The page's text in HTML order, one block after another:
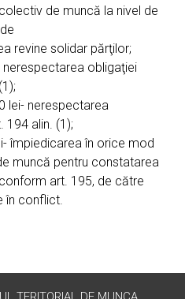
de muncă la nivel de
revine solidar părţilor;
nerespectarea obligaţiei
lei- nerespectarea
194 alin. (1);
împiedicarea în orice mod
muncă pentru constatarea
art. 195, de către
în conflict.